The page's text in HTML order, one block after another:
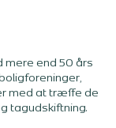
mere end 50 års
med at træffe de
tagudskiftning.